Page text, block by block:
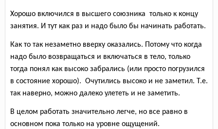
Хорошо включился в высшего союзника только к концу
занятия. И тут как раз и надо было бы начинать работать.
Как то так незаметно вверху оказались. Потому что когда
надо было возвращаться и включаться в тело, только
тогда понял как высоко забрались (или просто погрузился
в состояние хорошо). Очутились высоко и не заметил. Т.е.
так наверно, можно далеко улететь и не заметить.
В целом работать значительно легче, но все равно в
основном пока только на уровне ощущений.